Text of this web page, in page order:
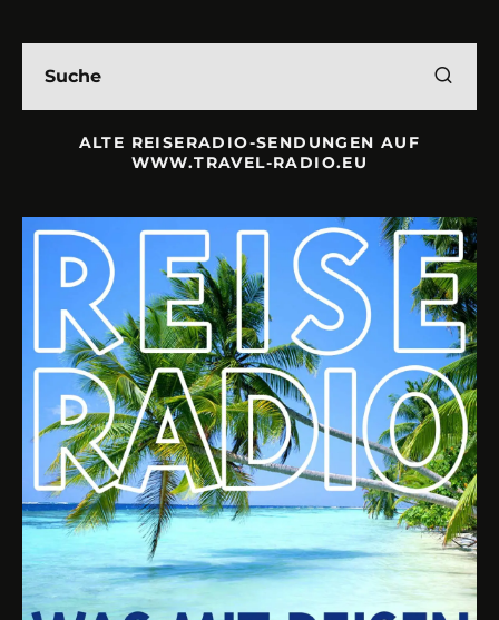
ALTE REISERADIO-SENDUNGEN AUF
WWW.TRAVEL-RADIO.EU